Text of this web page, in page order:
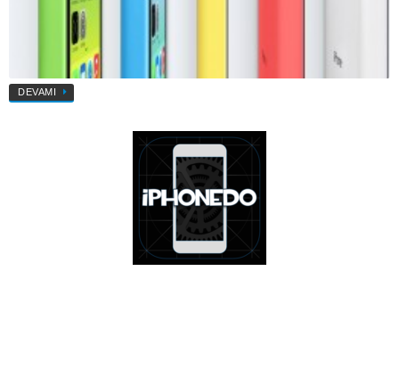
DEVAMI